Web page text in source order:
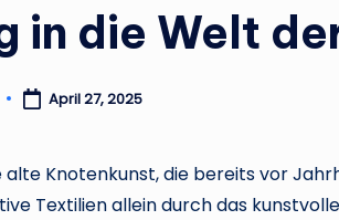
in die Welt
April 27, 2025
alte Knotenkunst, die bereits vor
Textilien allein durch das